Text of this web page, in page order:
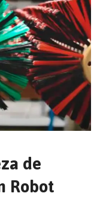
de
Robot